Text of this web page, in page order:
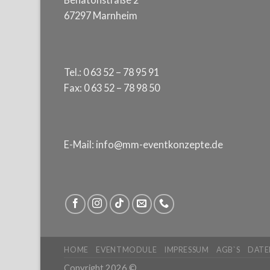
67297 Marnheim
Tel.: 0 63 52 – 78 95 91
Fax: 0 63 52 – 78 98 50
E-Mail: info@mm-eventkonzepte.de
HOME EVENTMODULE IMPRESSUM AGB`S